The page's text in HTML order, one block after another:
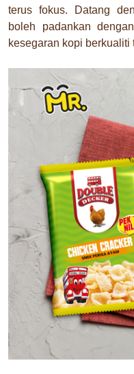
terus fokus. Datang
boleh padankan
kesegaran kopi